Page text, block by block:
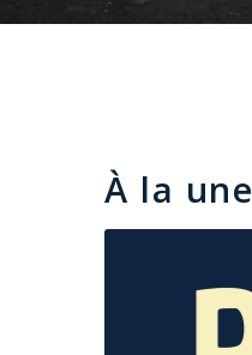
À la une